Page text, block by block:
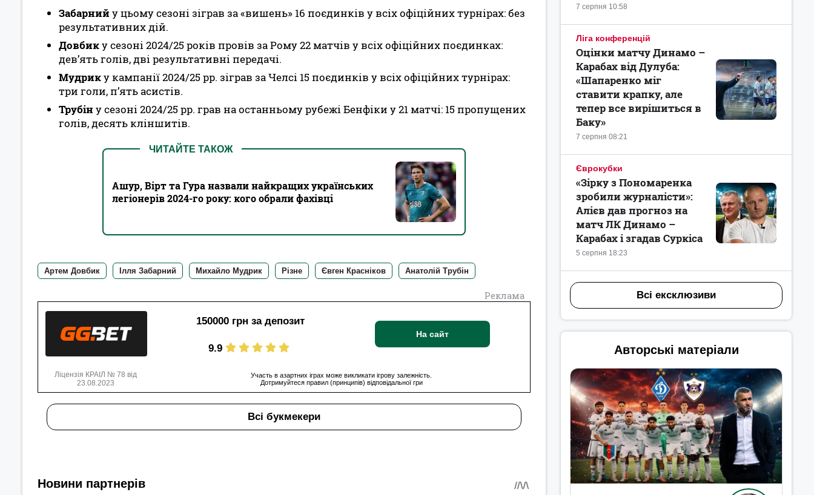
Забарнийу цьому сезоні зіграв за «вишень» 16 поєдинків у всіх офіційних турнірах: без
результативних дій.
Довбику сезоні 2024/25 років провів за Рому 22 матчів у всіх офіційних поєдинках:
дев’ять голів, дві результативні передачі.
Мудрику кампанії 2024/25 рр. зіграв за Челсі 15 поєдинків у всіх офіційних турнірах:
три голи, п’ять асистів.
Трубіну сезоні 2024/25 рр. грав на останньому рубежі Бенфіки у 21 матчі: 15 пропущених
голів, десять кліншитів.
ЧИТАЙТЕ ТАКОЖ
Ашур, Вірт та Гура назвали найкращих українських
легіонерів 2024-го року: кого обрали фахівці
Артем Довбик Ілля Забарний Михайло Мудрик Різне Євген Красніков Анатолій Трубін
Реклама
150000 грн за депозит
9.9
На сайт
Ліцензія КРАІЛ № 78 від
23.08.2023
Участь в азартних іграх може викликати ігрову залежність.
Дотримуйтеся правил (принципів) відповідальної гри
Всі букмекери
7 серпня 10:58
Ліга конференцій
7 серпня 08:21
Оцінки матчу Динамо –
Карабах від Дулуба:
«Шапаренко міг
ставити крапку, але
тепер все вирішиться в
Баку»
Єврокубки
5 серпня 18:23
«Зірку з Пономаренка
зробили журналісти»:
Алієв дав прогноз на
матч ЛК Динамо –
Карабах і згадав Суркіса
Всі ексклюзиви
Авторські матеріали